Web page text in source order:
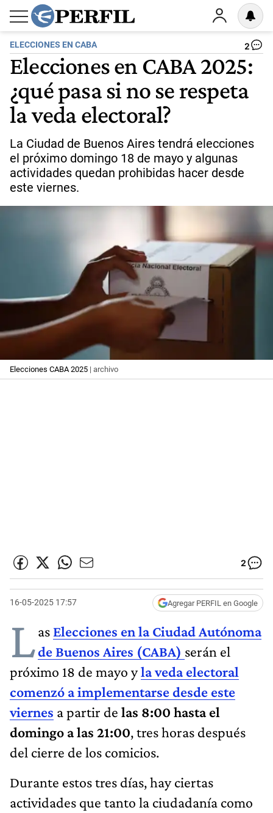
ELECCIONES EN CABA 2
Elecciones en CABA 2025:
¿qué pasa si no se respeta
la veda electoral?
La Ciudad de Buenos Aires tendrá elecciones
el próximo domingo 18 de mayo y algunas
actividades quedan prohibidas hacer desde
este viernes.
Elecciones CABA 2025 | archivo
2
16-05-2025 17:57 Agregar PERFIL en Google
Las Elecciones en la Ciudad Autónoma
de Buenos Aires (CABA) serán el
próximo 18 de mayo yla veda electoral
comenzó a implementarse desde este
viernes a partir de las 8:00 hasta el
domingo a las 21:00, tres horas después
del cierre de los comicios.
Durante estos tres días, hay ciertas
actividades que tanto la ciudadanía como